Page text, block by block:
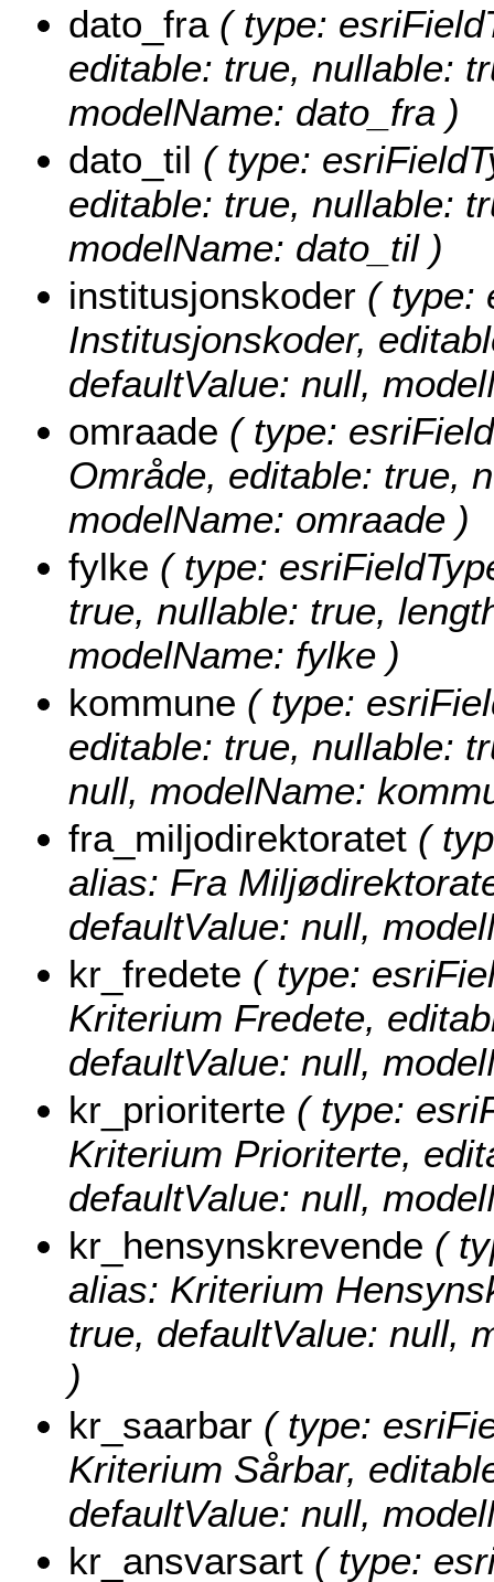
dato_fra ( type:
editable: true, nullable:
modelName: dato_fra )
dato_til ( type:
editable: true, nullable:
modelName: dato_til )
institusjonskoder ( type:
Institusjonskoder,
defaultValue: null,
omraade ( type:
Område, editable: true,
modelName: omraade )
fylke ( type:
true, nullable: true,
modelName: fylke )
kommune ( type:
editable: true, nullable:
null, modelName:
fra_miljodirektoratet (
alias: Fra
defaultValue: null,
kr_fredete ( type:
Kriterium Fredete,
defaultValue: null,
kr_prioriterte ( type:
Kriterium Prioriterte,
defaultValue: null,
kr_hensynskrevende (
alias: Kriterium
true, defaultValue: null,
)
kr_saarbar ( type:
Kriterium Sårbar,
defaultValue: null,
kr_ansvarsart ( type: